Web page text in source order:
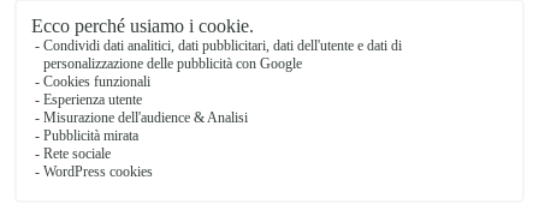
MERCATO SAN SEVERINO
★★★★★4.9 (10)
Via dei Due Principati 1
Vedi il negozio